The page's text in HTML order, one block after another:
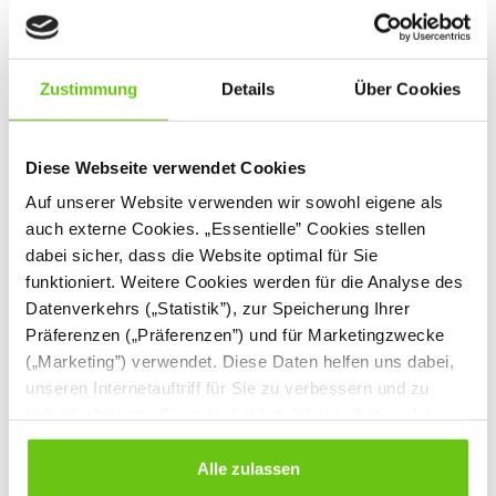
Zustimmung Details Über Cookies
Diese Webseite verwendet Cookies
Auf unserer Website verwenden wir sowohl eigene als
auch externe Cookies. „Essentielle” Cookies stellen
dabei sicher, dass die Website optimal für Sie
funktioniert. Weitere Cookies werden für die Analyse des
Datenverkehrs („Statistik”), zur Speicherung Ihrer
Präferenzen („Präferenzen”) und für Marketingzwecke
(„Marketing”) verwendet. Diese Daten helfen uns dabei,
unseren Internetauftriff für Sie zu verbessern und zu
Cookies Sie erlauben. Verweigern Sie Ihre Zustimmung,
wählen Sie „Alle ablehnen” – in diesem Fall werden nur
Alle zulassen
EXPO Aufsatz für
199,90 €
EXPO
Eckempfangstheke
556,90 €